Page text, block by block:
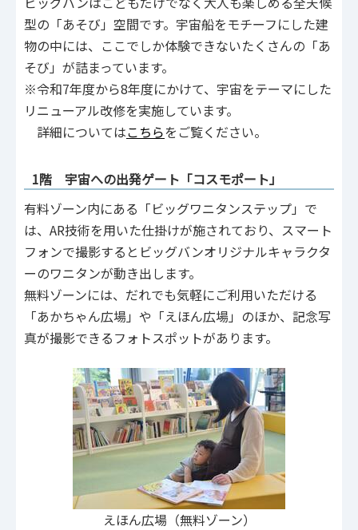
型の「あそび」空間です。宇宙船をモチーフにした建
物の中には、ここでしか体験できないたくさんの「あ
そび」が詰まっています。
※令和7年度から8年度にかけて、宇宙をテーマにした
リニューアル改修を実施しています。
詳細についてはこちらをご覧ください。
1階 宇宙への出発ゲート「コスモポート」
有料ゾーン内にある「ビッグワニタンステップ」で
は、AR技術を用いた仕掛けが施されており、スマート
フォンで撮影するとビッグバンオリジナルキャラクタ
ーのワニタンが動き出します。
無料ゾーンには、だれでも気軽にご利用いただける
「あかちゃん広場」や「えほん広場」のほか、記念写
真が撮影できるフォトスポットがあります。
えほん広場（無料ゾーン）